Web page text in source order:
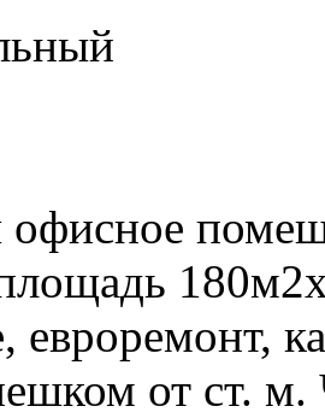
офисное
евроремонт,
от ст. м.